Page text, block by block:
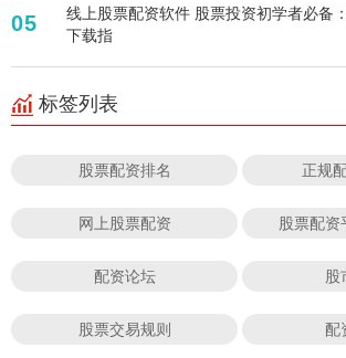
05
线上股票配资软件 股票投资初学者必备
下载指
标签列表
股票配资排名 正规
网上股票配资 股票配资
配资论坛 股
股票交易规则 配